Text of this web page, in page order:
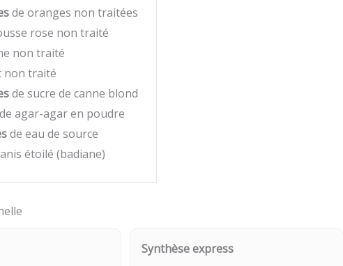
de oranges non traitées
rose non traité
non traité
non traité
de sucre de canne blond
agar-agar en poudre
de eau de source
étoilé (badiane)
Synthèse express